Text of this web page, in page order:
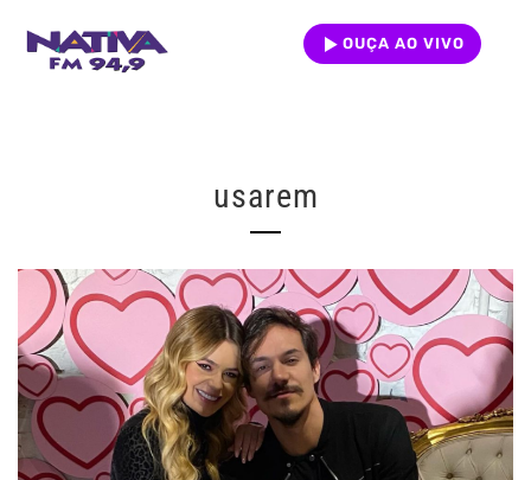
OUÇA AO VIVO
usarem